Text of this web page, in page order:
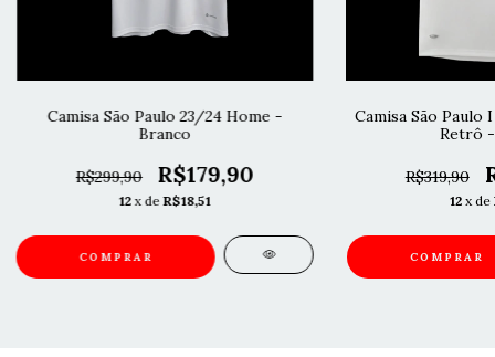
Camisa São Paulo 23/24 Home -
Branco
R$299,90 R$179,90
12 x deR$18,51
COMPRAR
Camisa São
Retrô
R$319,90
12 x de
COMPRAR